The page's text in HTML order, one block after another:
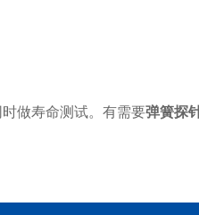
做寿命测试。有需要弹簧探